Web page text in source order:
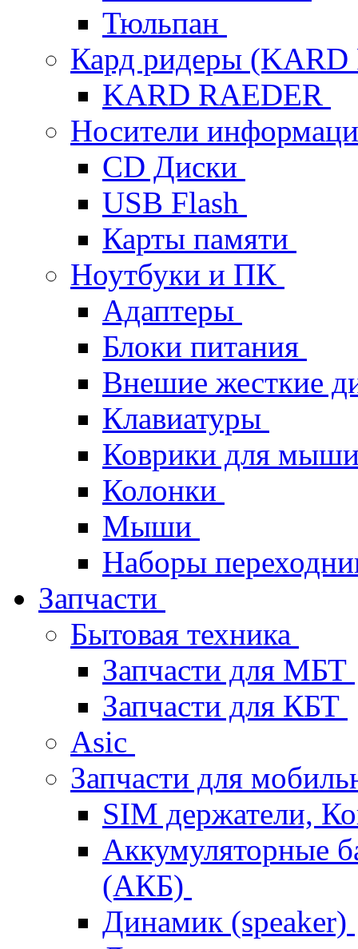
Тюльпан
Кард ридеры
KARD RAEDER
Носители
CD Диски
USB Flash
Карты памяти
Ноутбуки и ПК
Адаптеры
Блоки питания
Внешие жесткие
Клавиатуры
Коврики для
Колонки
Мыши
Наборы
Запчасти
Бытовая техника
Запчасти для МБТ
Запчасти для КБТ
Asic
Запчасти для
SIM держатели,
Аккумуляторные
(АКБ)
Динамик (speaker)